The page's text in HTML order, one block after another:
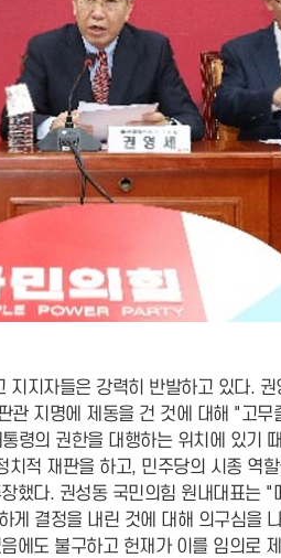
지자들은 강력히 반발하고 있다.
관 지명에 제동을 건 것에 대해 "고
령의 권한을 대행하는 위치에 있기
적 재판을 하고, 민주당의 시종 역
했다. 권성동 국민의힘 원내대표는 "
게 결정을 내린 것에 대해 의구심을
에도 불구하고 헌재가 이를 임의로